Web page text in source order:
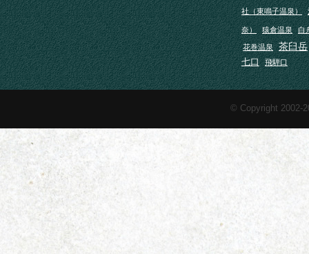
社（東鳴子温泉）
奈） 猿倉温泉 白
花巻温泉 茶臼岳
七口 飛騨口
© Copyright 2002-